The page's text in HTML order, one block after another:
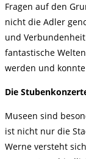
Fragen auf den
nicht die Adler
und
fantastische
werden und
Die
Museen sind
ist nicht nur die
Werne versteht